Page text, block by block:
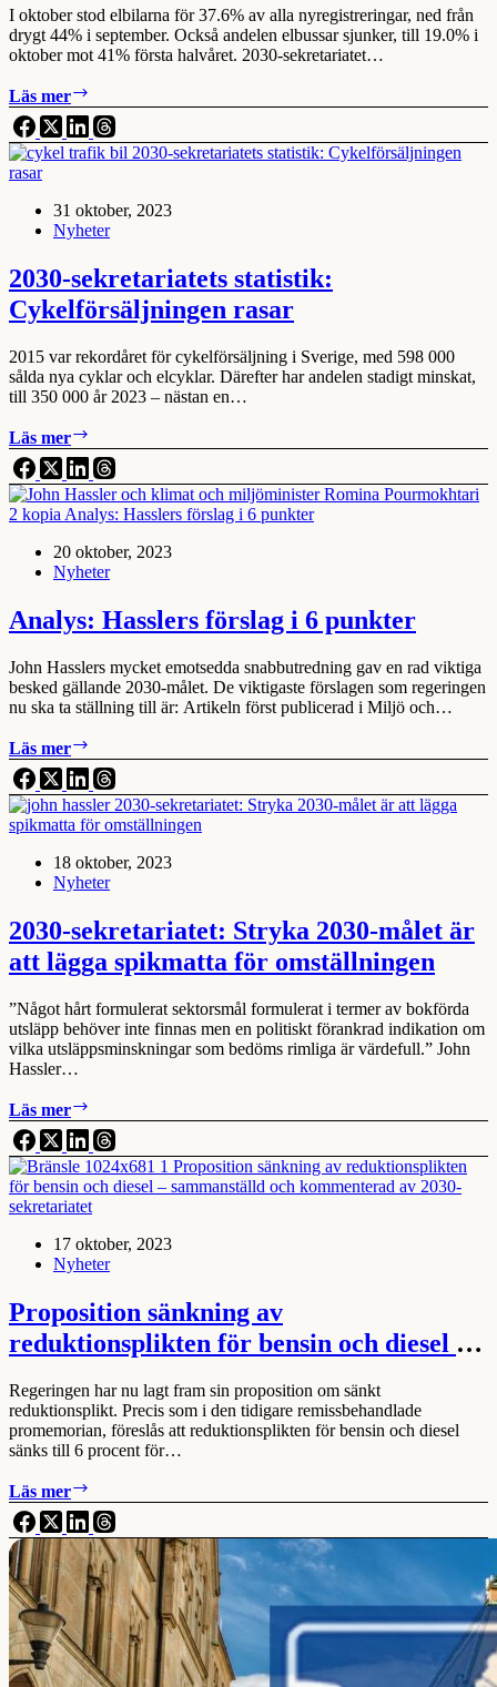
I oktober stod elbilarna för 37.6% av alla nyregistreringar, ned från
drygt 44% i september. Också andelen elbussar sjunker, till 19.0% i
oktober mot 41% första halvåret. 2030-sekretariatet…
Läs mer
oktober:
Avklingande
styrmedelseffekt,
nya
besked
31 oktober, 2023
Nyheter
2030-sekretariatets statistik:
Cykelförsäljningen rasar
2015 var rekordåret för cykelförsäljning i Sverige, med 598 000
sålda nya cyklar och elcyklar. Därefter har andelen stadigt minskat,
till 350 000 år 2023 – nästan en…
Läs mer
sekretariatets
statistik:
Cykelförsäljningen
rasar
20 oktober, 2023
Nyheter
Analys: Hasslers förslag i 6 punkter
John Hasslers mycket emotsedda snabbutredning gav en rad viktiga
besked gällande 2030-målet. De viktigaste förslagen som regeringen
nu ska ta ställning till är: Artikeln först publicerad i Miljö och…
Läs mer
Hasslers
förslag
i
6
18 oktober, 2023
Nyheter
2030-sekretariatet: Stryka 2030-målet är
att lägga spikmatta för omställningen
”Något hårt formulerat sektorsmål formulerat i termer av bokförda
utsläpp behöver inte finnas men en politiskt förankrad indikation om
vilka utsläppsminskningar som bedöms rimliga är värdefull.” John
Hassler…
Läs mer
sekretariatet:
Stryka
2030-
målet
är
lägga
spikmatta
omställningen
17 oktober, 2023
Nyheter
Proposition sänkning av
reduktionsplikten för bensin och diesel –
sekretariatet
Regeringen har nu lagt fram sin proposition om sänkt
reduktionsplikt. Precis som i den tidigare remissbehandlade
promemorian, föreslås att reduktionsplikten för bensin och diesel
sänks till 6 procent för…
Läs mer
sänkning
av
reduktionsplikten
för
bensin
och
diesel
–
sammanställd